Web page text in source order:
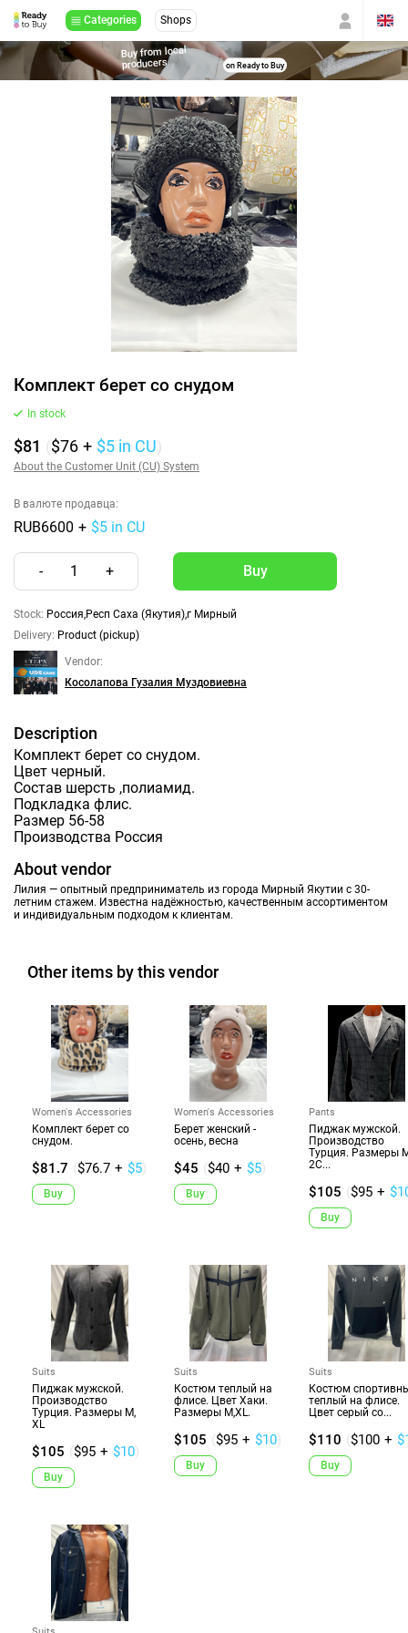
Categories Shops
Buy from local
producers on Ready to Buy
Комплект берет со снудом
In stock
$81 ($76 + $5 in CU)
About the Customer Unit (CU) System
В валюте продавца:
RUB6600 + $5 in CU
- 1 +
Stock: Россия,Респ Саха (Якутия),г Мирный
Delivery: Product (pickup)
Vendor:
Косолапова Гузалия Муздовиевна
Description
Комплект берет со снудом.
Цвет черный.
Состав шерсть ,полиамид.
Подкладка флис.
Размер 56-58
Производства Россия
About vendor
Лилия — опытный предприниматель из города Мирный Якутии с 30-
летним стажем. Известна надёжностью, качественным ассортиментом
и индивидуальным подходом к клиентам.
Other items by this vendor
Women's Accessories
Комплект берет со
снудом.
$81.7 ($76.7 + $5)
Buy
Women's Accessories
Берет женский -
осень, весна
$45 ($40 + $5)
Buy
Pants
Пиджак мужской.
Производство
Турция. Размеры
2C...
$105 ($95 +
Buy
Suits
Пиджак мужской.
Производство
Турция. Размеры M,
XL
$105 ($95 + $10)
Buy
Suits
Костюм теплый на
флисе. Цвет Хаки.
Размеры M,XL.
$105 ($95 + $10)
Buy
Suits
Костюм
теплый на флисе.
Цвет серый со...
$110 ($100 +
Buy